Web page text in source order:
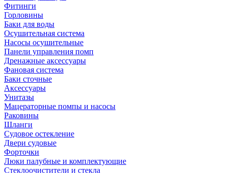
Фитинги
Горловины
Баки для воды
Осушительная система
Насосы осушительные
Панели управления помп
Дренажные аксессуары
Фановая система
Баки сточные
Аксессуары
Унитазы
Мацераторные помпы и насосы
Раковины
Шланги
Судовое остекление
Двери судовые
Форточки
Люки палубные и комплектующие
Стеклоочистители и стекла